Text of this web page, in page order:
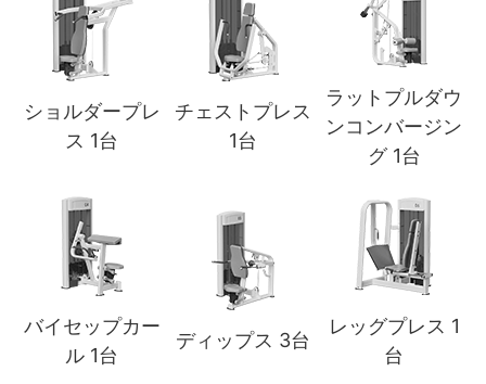
ショルダープレ
ス 1台
チェストプレス
1台
ラットプルダウ
ンコンバージン
グ 1台
バイセップカー
ル 1台
ディップス 3台
レッグプレス 1
台